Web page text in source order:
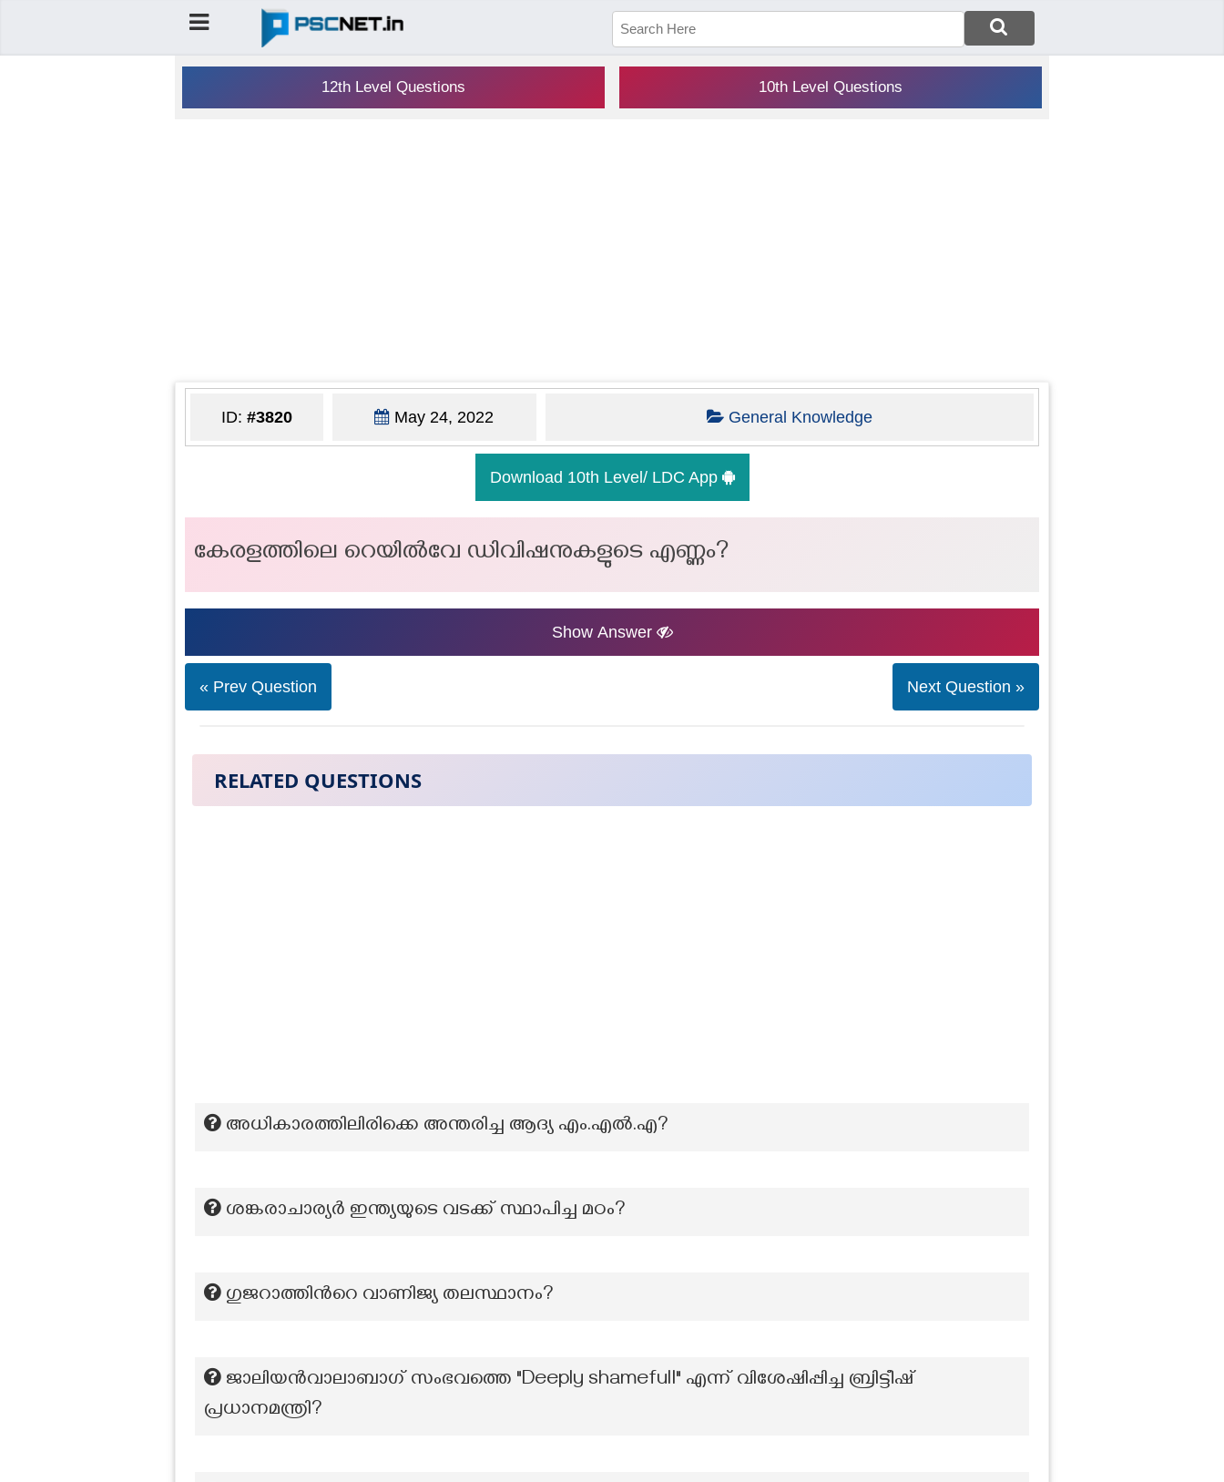
12th Level Questions 10th Level Questions
ID: #3820 May 24, 2022 General Knowledge
Download 10th Level/ LDC App
കേരളത്തിലെ റെയിൽവേ ഡിവിഷനുകളുടെ എണ്ണം?
Show Answer
« Prev Question Next Question »
RELATED QUESTIONS
അധികാരത്തിലിരിക്കെ അന്തരിച്ച ആദ്യ എം.എല്‍.എ?
ശങ്കരാചാര്യർ ഇന്ത്യയുടെ വടക്ക് സ്ഥാപിച്ച മഠം?
ഗുജറാത്തിന്‍റെ വാണിജ്യ തലസ്ഥാനം?
ജാലിയൻവാലാബാഗ് സംഭവത്തെ "Deeply shamefull" എന്ന് വിശേഷിപ്പിച്ച ബ്രിട്ടീഷ്
പ്രധാനമന്ത്രി?